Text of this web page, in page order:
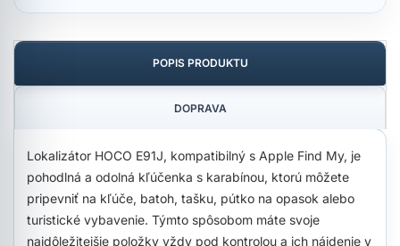
POPIS PRODUKTU
DOPRAVA
Lokalizátor HOCO E91J, kompatibilný s Apple Find My, je
pohodlná a odolná kľúčenka s karabínou, ktorú môžete
pripevniť na kľúče, batoh, tašku, pútko na opasok alebo
turistické vybavenie. Týmto spôsobom máte svoje
najdôležitejšie položky vždy pod kontrolou a ich nájdenie v